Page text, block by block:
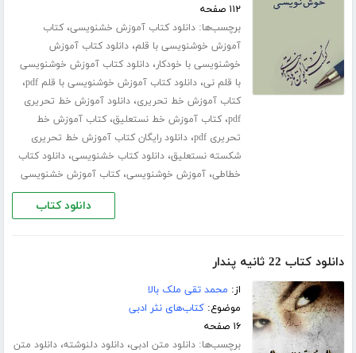
۱۱۲ صفحه
برچسب‌ها:دانلود کتاب آموزش خشنویسی،کتاب
آموزش خوشنویسی با قلم،دانلود کتاب آموزش
خوشنویسی با خودکار،دانلود کتاب آموزش خوشنویسی
با قلم نی،دانلود کتاب آموزش خوشنویسی با قلم pdf ،
کتاب آموزش خط تحریری،دانلود آموزش خط تحریری
pdf،کتاب آموزش خط نستعلیق،کتاب آموزش خط
تحریری pdf
،دانلود رایگان کتاب آموزش خط تحریری
شکسته نستعلیق،دانلود کتاب خشنویسی،دانلود کتاب
خطاطی،آموزش خوشنویسی،کتاب آموزش خشنویسی
دانلود کتاب
دانلود کتاب 22 ثانیه پندار
از: محمد تقی ملک بالا
موضوع:کتاب‌های نثر ادبی
۱۶ صفحه
برچسب‌ها:دانلود متن ادبی،دانلود دلنوشته،دانلود متن